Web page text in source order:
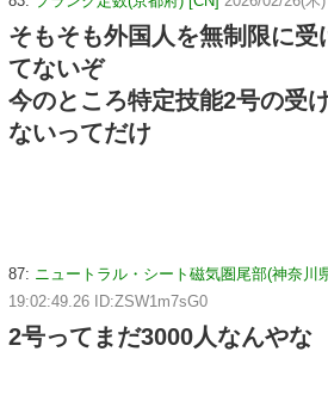
そもそも外国人を無制限に受
てないぞ
今のところ特定技能2号の受
ないってだけ
87: ニュートラル・シート磁気圏尾部(神奈川
19:02:49.26 ID:ZSW1m7sG0
2号ってまだ3000人なんやな